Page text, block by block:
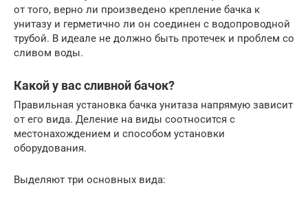
от того, верно ли произведено крепление бачка к
унитазу и герметично ли он соединен с водопроводной
трубой. В идеале не должно быть протечек и проблем со
сливом воды.
Какой у вас сливной бачок?
Правильная установка бачка унитаза напрямую зависит
от его вида. Деление на виды соотносится с
местонахождением и способом установки
оборудования.
Выделяют три основных вида: